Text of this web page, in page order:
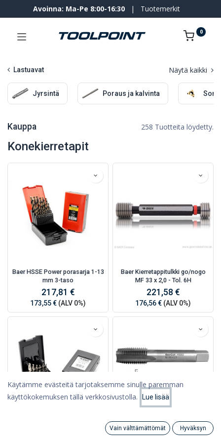
Suosituimmat
Category
Avoinna: Ma-Pe 8:00-16:30 | Tuotemerkit
0
Lastuavat Näytä kaikki
Jyrsintä Poraus ja kalvinta
Kauppa 258 Tuotteita löydetty.
Konekierretapit
Baer HSSE Power porasarja 1-13
mm 3-taso
217,81 €
173,55 € (ALV 0%)
Baer Kierretappitulkki go/nogo
MF 33 x 2,0 - Tol. 6H
221,58 €
176,56 € (ALV 0%)
Baer Kierretappi M30 -7G DIN376
L=250 mmLäpi, HSSE-TiAlN
Käytämme evästeitä tarjotaksemme sinulle paremman
käyttökokemuksen tällä verkkosivustolla.
Lue lisää
Vain välttämättömät Hyväksyn